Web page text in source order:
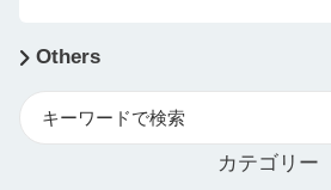
Others
カテゴリー